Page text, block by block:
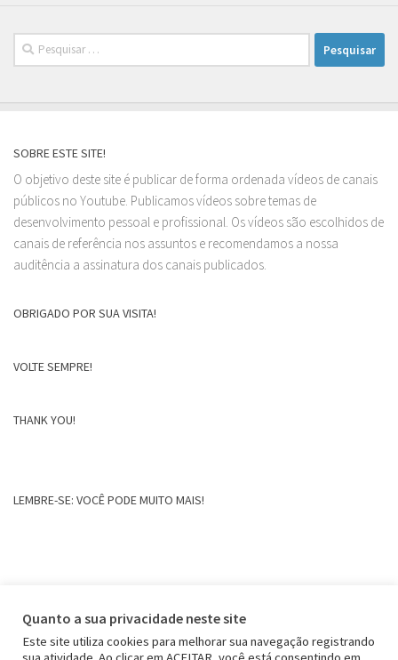
Pesquisar
por:
SOBRE ESTE SITE!
O objetivo deste site é publicar de forma ordenada vídeos de canais
públicos no Youtube. Publicamos vídeos sobre temas de
desenvolvimento pessoal e profissional. Os vídeos são escolhidos de
canais de referência nos assuntos e recomendamos a nossa
auditência a assinatura dos canais publicados.
OBRIGADO POR SUA VISITA!
VOLTE SEMPRE!
THANK YOU!
LEMBRE-SE: VOCÊ PODE MUITO MAIS!
Quanto a sua privacidade neste site
Este site utiliza cookies para melhorar sua navegação registrando